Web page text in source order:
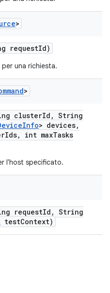
>
requestId)
per una richiesta.
>
clusterId , String
Info> devices,
Ids, int maxTasks
l'host specificato.
requestId , String
testContext)